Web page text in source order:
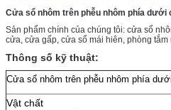
Cửa sổ nhôm trên phễu nhôm phía dưới
Sản phẩm chính của chúng tôi: cửa sổ
cửa, cửa gấp, cửa sổ mái hiên, phòng
Thông số kỹ thuật:
Cửa sổ nhôm trên phễu nhôm phía
Vật chất